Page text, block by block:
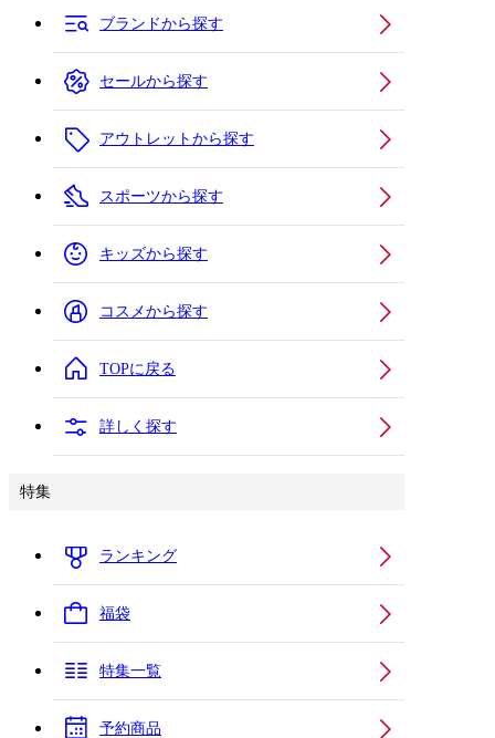
ブランドから探す
セールから探す
アウトレットから探す
スポーツから探す
キッズから探す
コスメから探す
TOPに戻る
詳しく探す
特集
ランキング
福袋
特集一覧
予約商品